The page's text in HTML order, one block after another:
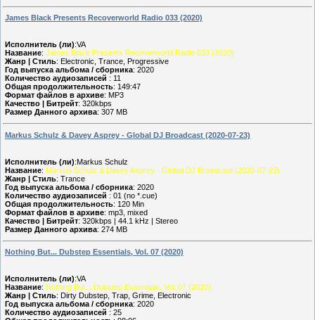
James Black Presents Recoverworld Radio 033 (2020)
Исполнитель (ли):VA
Название: James Black Presents Recoverworld Radio 033 (2020)
Жанр | Стиль: Electronic, Trance, Progressive
Год выпуска альбома / сборника: 2020
Количество аудиозаписей : 11
Общая продолжительность: 149:47
Формат файлов в архиве: MP3
Качество | Битрейт: 320kbps
Размер Данного архива: 307 MB
Markus Schulz & Davey Asprey - Global DJ Broadcast (2020-07-23)
Исполнитель (ли):Markus Schulz
Название: Markus Schulz & Davey Asprey - Global DJ Broadcast (2020-07-23)
Жанр | Стиль: Trance
Год выпуска альбома / сборника: 2020
Количество аудиозаписей : 01 (no *.cue)
Общая продолжительность: 120 Min
Формат файлов в архиве: mp3, mixed
Качество | Битрейт: 320kbps | 44.1 kHz | Stereo
Размер Данного архива: 274 MB
Nothing But... Dubstep Essentials, Vol. 07 (2020)
Исполнитель (ли):VA
Название: Nothing But... Dubstep Essentials, Vol. 07 (2020)
Жанр | Стиль: Dirty Dubstep, Trap, Grime, Electronic
Год выпуска альбома / сборника: 2020
Количество аудиозаписей : 25